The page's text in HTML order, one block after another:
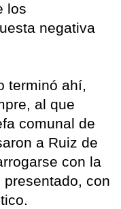
los
negativa
terminó ahí,
al que
comunal de
a Ruiz de
con la
con